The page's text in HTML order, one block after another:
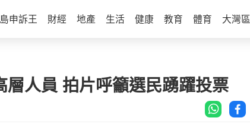
申訴王 財經 地產 生活 健康 教育 體育 大灣區
人員 拍片呼籲選民踴躍投票